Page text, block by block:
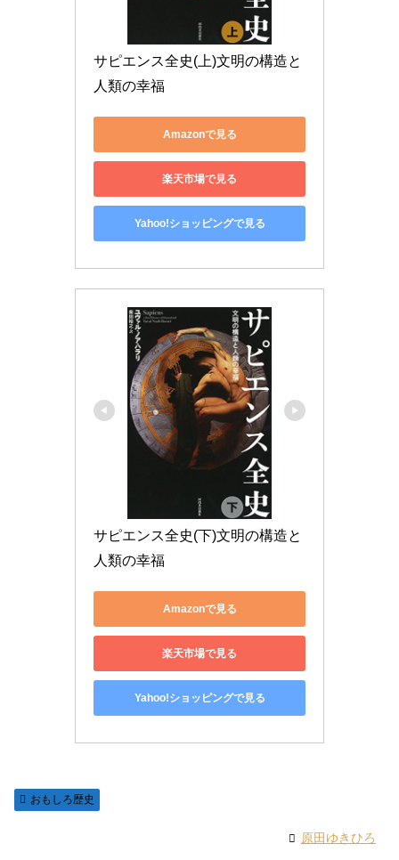
サピエンス全史(上)文明の構造と
人類の幸福
Amazonで見る
楽天市場で見る
Yahoo!ショッピングで見る
サピエンス全史(下)文明の構造と
人類の幸福
Amazonで見る
楽天市場で見る
Yahoo!ショッピングで見る
おもしろ歴史
原田ゆきひろ